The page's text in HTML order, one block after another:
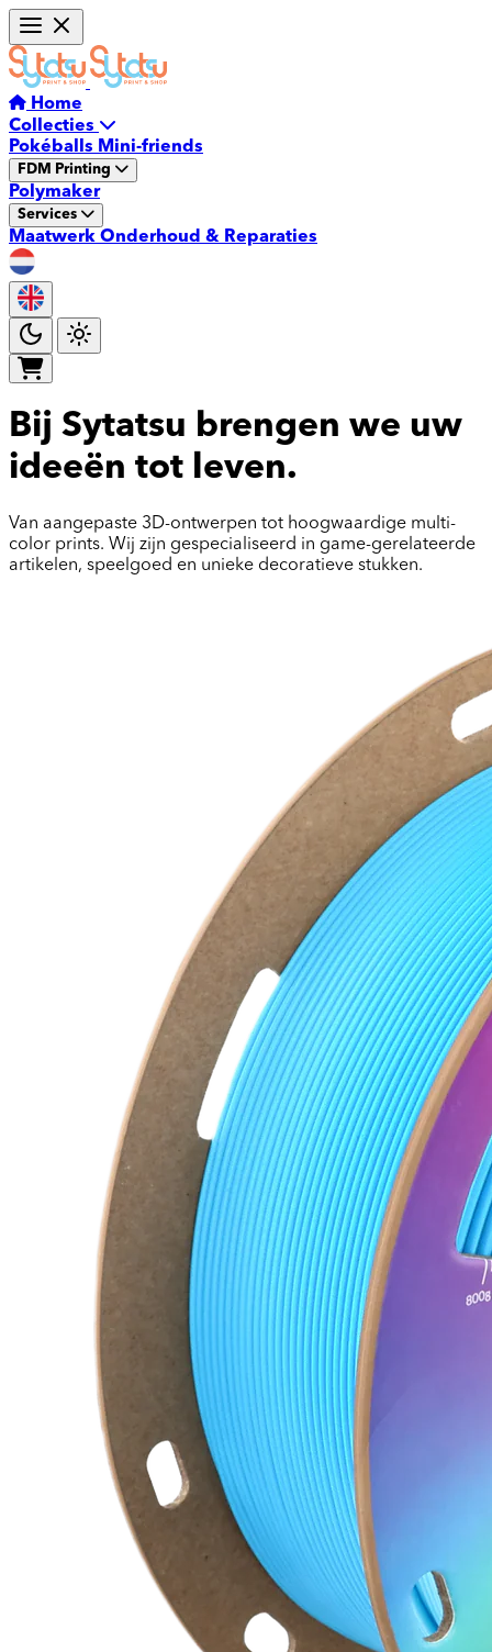
Home
Collecties
Pokéballs Mini-friends
FDM Printing
Polymaker
Services
Maatwerk Onderhoud & Reparaties
Winkelmandje
Bij Sytatsu brengen we uw
ideeën tot leven.
Van aangepaste 3D-ontwerpen tot hoogwaardige multi-
color prints. Wij zijn gespecialiseerd in game-gerelateerde
artikelen, speelgoed en unieke decoratieve stukken.